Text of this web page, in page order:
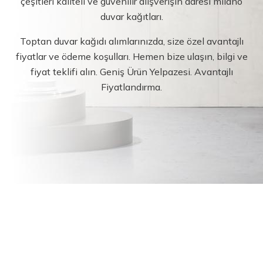
duvar kağıtları.
Toptan duvar kağıdı alımlarınızda, size özel avantajlı
fiyatlar ve ödeme koşulları. Hemen bize ulaşın, bilgi ve
fiyat teklifi alın. Geniş Ürün Yelpazesi. Avantajlı
Fiyatlandırma.